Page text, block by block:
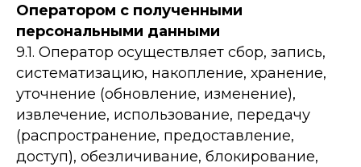
Оператором с полученными
персональными данными
9.1. Оператор осуществляет сбор, запись,
систематизацию, накопление, хранение,
уточнение (обновление, изменение),
извлечение, использование, передачу
(распространение, предоставление,
доступ), обезличивание, блокирование,